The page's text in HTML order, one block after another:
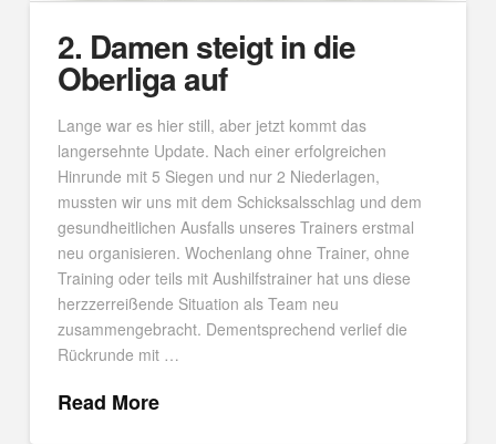
2. Damen steigt in die
Oberliga auf
Lange war es hier still, aber jetzt kommt das
langersehnte Update. Nach einer erfolgreichen
Hinrunde mit 5 Siegen und nur 2 Niederlagen,
mussten wir uns mit dem Schicksalsschlag und dem
gesundheitlichen Ausfalls unseres Trainers erstmal
neu organisieren. Wochenlang ohne Trainer, ohne
Training oder teils mit Aushilfstrainer hat uns diese
herzzerreißende Situation als Team neu
zusammengebracht. Dementsprechend verlief die
Rückrunde mit …
Read More